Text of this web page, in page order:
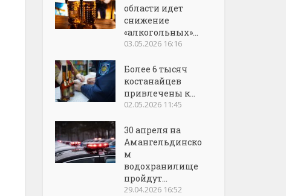
области идет
снижение
«алкогольных»...
03.05.2026 16:16
Более 6 тысяч
костанайцев
привлечены к...
02.05.2026 11:45
30 апреля на
Амангельдинско
м
водохранилище
пройдут...
29.04.2026 16:52